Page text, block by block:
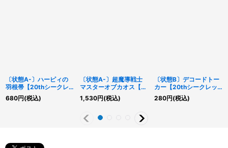
〔状態A-〕ハーピィの
羽根帚【20thシークレ
ット】{VP19-JP001}
《魔法》
680円(税込)
〔状態A-〕超魔導戦士
マスターオブカオス【プ
リズマティックシークレ
ット】{BACH-JP036}
1,530円(税込)
〔状態B〕デコードトー
カー【20thシークレッ
ト】{20TH-JPBS6}
《リンク》
280円(税込)